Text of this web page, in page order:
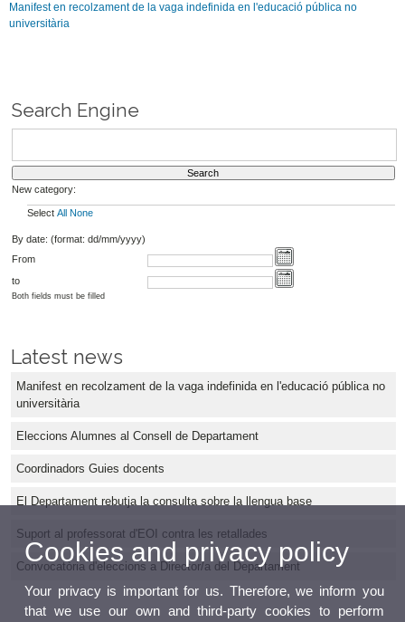
Manifest en recolzament de la vaga indefinida en l'educació pública no
universitària
Search Engine
New category:
Select All None
By date: (format: dd/mm/yyyy)
From
to
Both fields must be filled
Latest news
Manifest en recolzament de la vaga indefinida en l'educació pública no
universitària
Eleccions Alumnes al Consell de Departament
Coordinadors Guies docents
El Departament rebutja la consulta sobre la llengua base
Suport al professorat d'EOI contra les retallades
Convocatòria d'eleccions a Director/a del Departament
Cookies and privacy policy
Your privacy is important for us. Therefore, we inform you
that we use our own and third-party cookies to perform